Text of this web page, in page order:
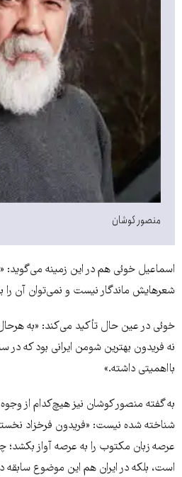
منصور کوشان
اسماعیل خوئی هم در این زمینه می‌گوید:
شعر‌هایش ماندگار نیست و نمی‌توان آن را
خوئی در عین حال تأکید می‌کند: «به
نه فریدون بهترین شومن ایرانی بود که در
بااهمیتی داشته.»
به گفته منصور کوشان نیز هیچ‌کدام از
شناخته شده نیست: «فریدون فرخزاد
عرصه زبان مکتوب را به عرصه آواز بکشد؛
است، بلکه در ایران هم این موضوع